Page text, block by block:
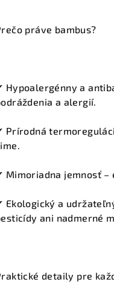
práve bambus?
Hypoalergénny a
a alergií.
Prírodná
Mimoriadna jemnosť –
Ekologický a
ani nadmerné
detaily pre